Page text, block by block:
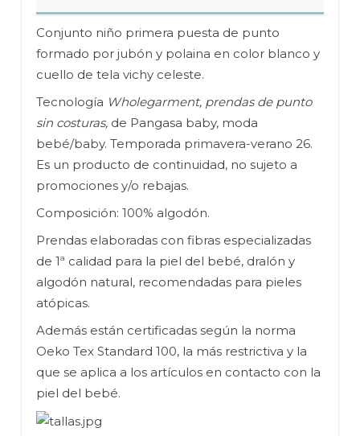
Conjunto niño primera puesta de punto
formado por jubón y polaina en color blanco y
cuello de tela vichy celeste.
Tecnología Wholegarment, prendas de punto
sin costuras, de Pangasa baby, moda
bebé/baby. Temporada primavera-verano 26.
Es un producto de continuidad, no sujeto a
promociones y/o rebajas.
Composición: 100% algodón.
Prendas elaboradas con fibras especializadas
de 1ª calidad para la piel del bebé, dralón y
algodón natural, recomendadas para pieles
atópicas.
Además están certificadas según la norma
Oeko Tex Standard 100, la más restrictiva y la
que se aplica a los artículos en contacto con la
piel del bebé.